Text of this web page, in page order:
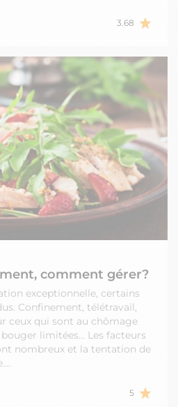
3.68
comment gérer?
exceptionnelle, certains
Confinement, télétravail,
ceux qui sont au chômage
limitées... Les facteurs
nombreux et la tentation de
5